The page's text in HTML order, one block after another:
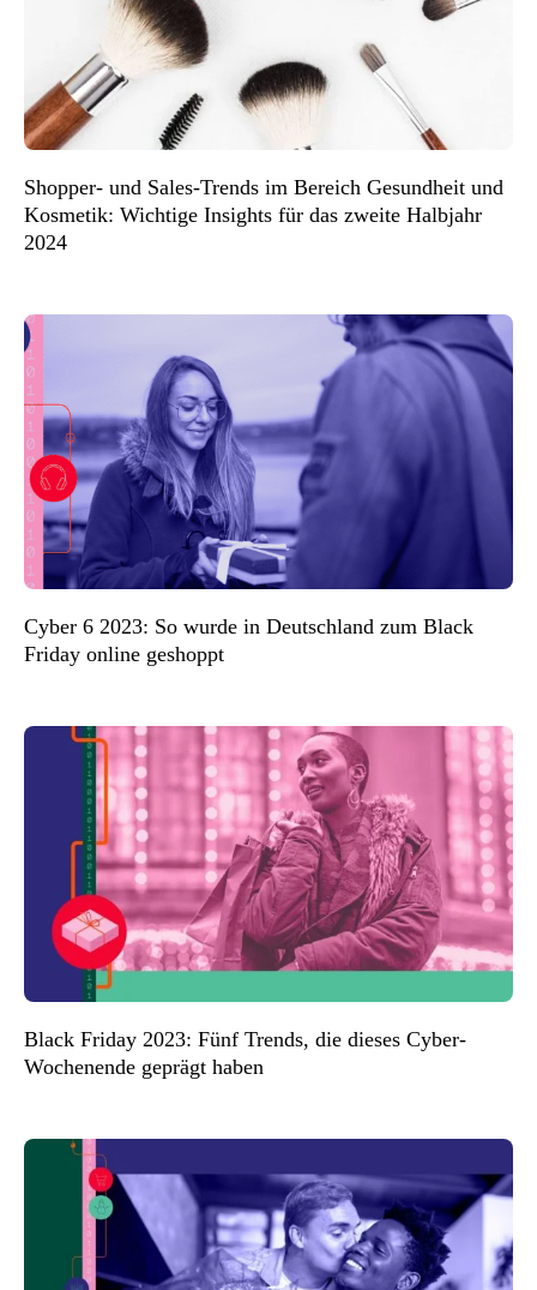
Shopper- und Sales-Trends im Bereich Gesundheit und
Kosmetik: Wichtige Insights für das zweite Halbjahr
2024
Cyber 6 2023: So wurde in Deutschland zum Black
Friday online geshoppt
Black Friday 2023: Fünf Trends, die dieses Cyber-
Wochenende geprägt haben